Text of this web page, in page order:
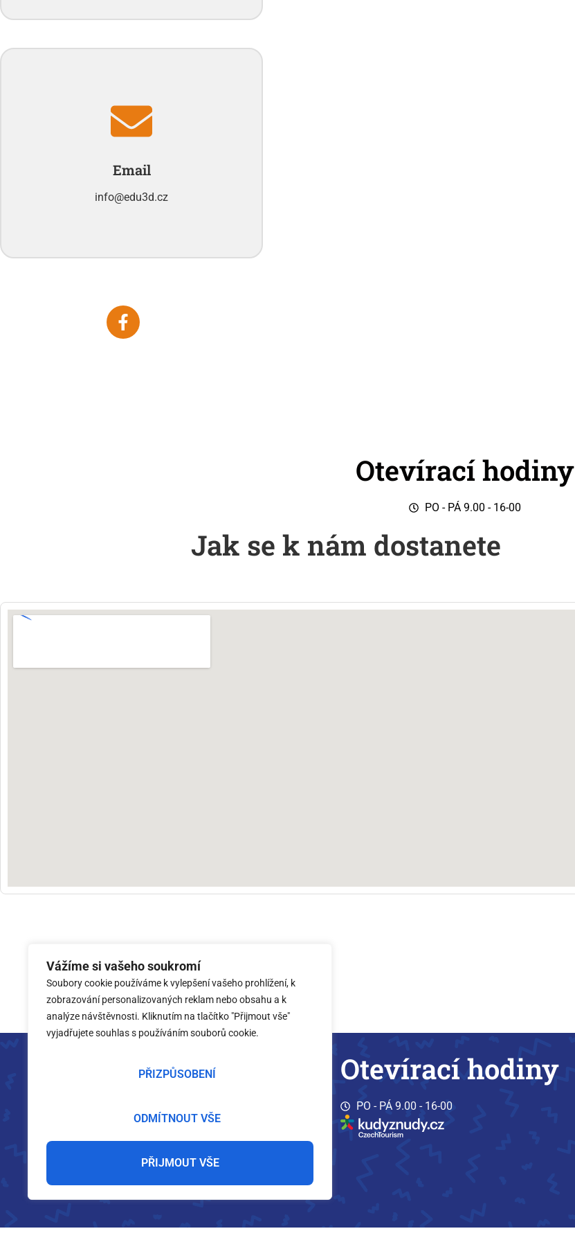
Vážíme si vašeho soukromí
Soubory cookie používáme k vylepšení vašeho prohlížení, k
zobrazování personalizovaných reklam nebo obsahu a k
analýze návštěvnosti. Kliknutím na tlačítko "Přijmout vše"
vyjadřujete souhlas s používáním souborů cookie.
PŘIZPŮSOBENÍ
ODMÍTNOUT VŠE
PŘIJMOUT VŠE
Email
info@edu3d.cz
Otevírací hodiny
PO - PÁ 9.00 - 16-00
Jak se k nám dostanete
Otevírací hodiny
PO - PÁ 9.00 - 16-00